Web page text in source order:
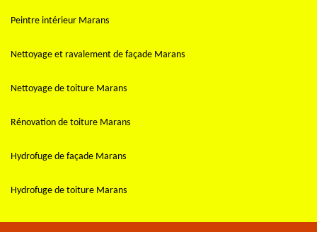
Peintre intérieur Marans
Nettoyage et ravalement de façade Marans
Nettoyage de toiture Marans
Rénovation de toiture Marans
Hydrofuge de façade Marans
Hydrofuge de toiture Marans